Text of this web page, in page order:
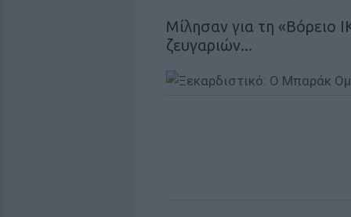
Μίλησαν για τη «Βόρειο
ζευγαριών...